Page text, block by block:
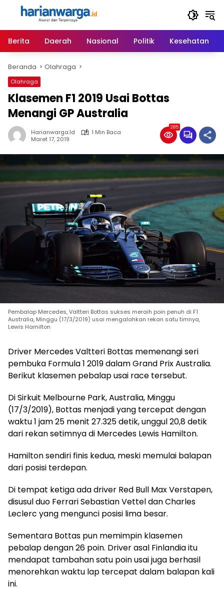
Langsung
Berita
Daerah Nasional Politik Kesehatan
Beranda Olahraga
Olahraga
Klasemen F1 2019 Usai Bottas
Menangi GP Australia
Harianwarga.id
1 Min Baca
Maret 17, 2019
285
Pembalap Mercedes, Valtteri Bottas sukses meraih poin penuh di F1
Australia, Minggu (17/3/2019) usai mengalahkan rekan satu timnya,
Lewis Hamilton
Driver Mercedes Valtteri Bottas memenangi seri
pembuka Formula 1 2019 dalam Grand Prix Australia.
Berikut klasemen pebalap usai race tersebut.
Di Sirkuit Melbourne Park, Australia, Minggu
(17/3/2019), Bottas menjadi yang tercepat dengan
waktu 1 jam 25 menit 27.325 detik, unggul 20,8 detik
dari rekan setimnya di Mercedes Lewis Hamilton.
Hamilton sendiri finis kedua, meski memulai balapan
dari posisi terdepan.
Di tempat ketiga ada driver Red Bull Max Verstapen,
disusul duo Ferrari Sebastian Vettel dan Charles
Leclerc yang mengunci posisi lima besar.
Sementara Bottas pun memimpin klasemen
pebalap dengan 26 poin. Driver asal Finlandia itu
mendapat tambahan satu poin usai juga berhasil
menorehkan waktu lap tercepat dalam balapan kali
ini.